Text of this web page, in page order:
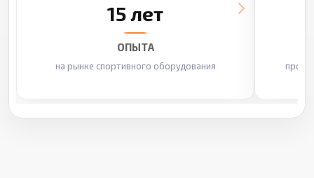
15 лет
ОПЫТА
на рынке спортивного оборудования